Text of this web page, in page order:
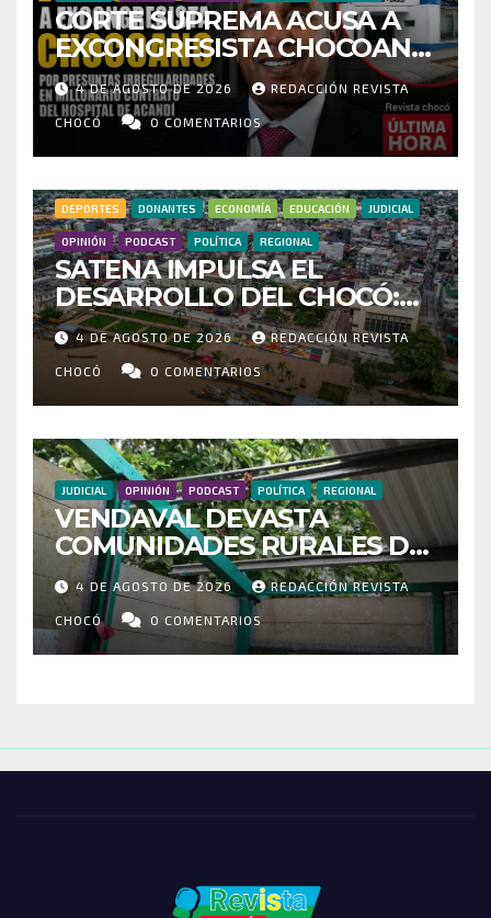
CORTE SUPREMA ACUSA A
EXCONGRESISTA CHOCOANO
POR PRESUNTAS
IRREGULARIDADES EN
MILLONARIO CONTRATO DEL
HOSPITAL DE ACANDÍ
4 DE AGOSTO DE 2026 REDACCIÓN REVISTA
CHOCÓ 0 COMENTARIOS
DEPORTES DONANTES ECONOMÍA EDUCACIÓN JUDICIAL
OPINIÓN PODCAST POLÍTICA REGIONAL
SATENA IMPULSA EL
DESARROLLO DEL CHOCÓ:
MÁS DE 35 MIL PASAJEROS
MOVILIZADOS Y NUEVAS
RUTAS FORTALECEN LA
CONECTIVIDAD
4 DE AGOSTO DE 2026 REDACCIÓN REVISTA
CHOCÓ 0 COMENTARIOS
JUDICIAL OPINIÓN PODCAST POLÍTICA REGIONAL
VENDAVAL DEVASTA
COMUNIDADES RURALES DE
RIOSUCIO: ESCUELAS,
VIVIENDAS Y CEMENTERIO
ENTRE LOS AFECTADOS
4 DE AGOSTO DE 2026 REDACCIÓN REVISTA
CHOCÓ 0 COMENTARIOS